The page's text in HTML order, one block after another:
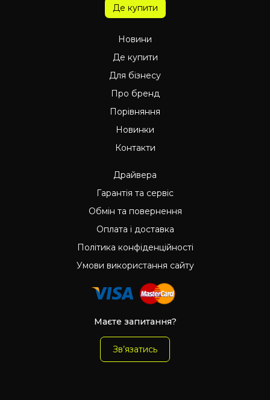
Де купити
Новини
Де купити
Для бізнесу
Про бренд
Порівняння
Новинки
Контакти
Драйвера
Гарантія та сервіс
Обмін та повернення
Оплата і доставка
Політика конфіденційності
Умови використання сайту
Маєте запитання?
Зв’язатись